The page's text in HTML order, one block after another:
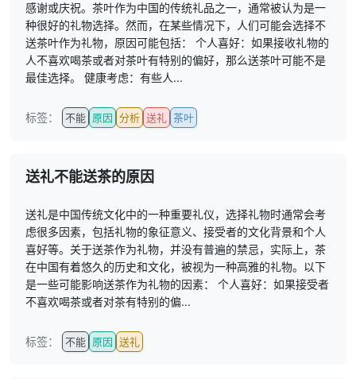
感谢或庆祝。茶叶作为中国的传统礼品之一，通常被认为是一
种很好的礼物选择。然而，在某些情况下，人们可能会选择不
送茶叶作为礼物，原因可能包括： 个人喜好：如果接收礼物的
人不喜欢喝茶或者对茶叶有特别的偏好，那么送茶叶可能不是
最佳选择。 健康考虑：有些人...
标签： 不能 原因 分析 送礼 茶叶
送礼不能送茶的原因
送礼是中国传统文化中的一种重要礼仪，选择礼物时通常会考
虑很多因素，包括礼物的象征意义、接受者的文化背景和个人
喜好等。关于送茶作为礼物，并没有普遍的禁忌，实际上，茶
在中国有着悠久的历史和文化，被视为一种高雅的礼物。以下
是一些可能影响送茶作为礼物的因素： 个人喜好：如果接受者
不喜欢喝茶或者对茶有特别的偏...
标签： 不能 原因 送礼